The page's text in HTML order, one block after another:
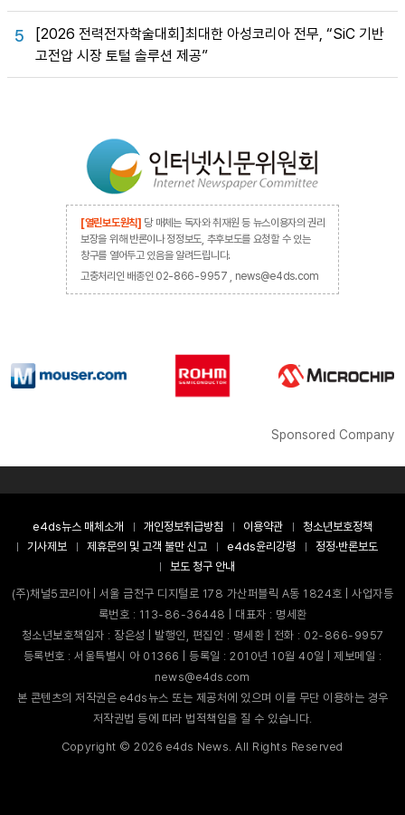
5
[2026 전력전자학술대회]최대한 아성코리아 전무, “SiC 기반
고전압 시장 토털 솔루션 제공”
[열린보도원칙] 당 매체는 독자와 취재원 등 뉴스이용자의 권리
보장을 위해 반론이나 정정보도, 추후보도를 요청할 수 있는
창구를 열어두고 있음을 알려드립니다.
고충처리인 배종인 02-866-9957 , news@e4ds.com
Sponsored Company
e4ds뉴스 매체소개 개인정보취급방침 이용약관
청소년보호정책
기사제보
제휴문의 및 고객 불만 신고 e4ds윤리강령
정정·반론보도
보도 청구 안내
(주)채널5코리아 | 서울 금천구 디지털로 178 가산퍼블릭 A동 1824호 | 사업자등
록번호 : 113-86-36448 | 대표자 : 명세환
청소년보호책임자 : 장은성 | 발행인, 편집인 : 명세환 | 전화 : 02-866-9957
등록번호 : 서울특별시 아 01366 | 등록일 : 2010년 10월 40일 | 제보메일 :
news@e4ds.com
본 콘텐츠의 저작권은 e4ds뉴스 또는 제공처에 있으며 이를 무단 이용하는 경우
저작권법 등에 따라 법적책임을 질 수 있습니다.
Copyright ©2026 e4ds News. All Rights Reserved